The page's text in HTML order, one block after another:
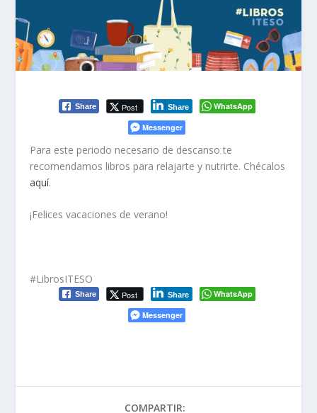
Share Post Share
WhatsApp
Messenger
Para este periodo necesario de descanso te
recomendamos libros para relajarte y nutrirte. Chécalos
aquí.
¡Felices vacaciones de verano!
#LibrosITESO
Share Post Share
WhatsApp
Messenger
COMPARTIR: